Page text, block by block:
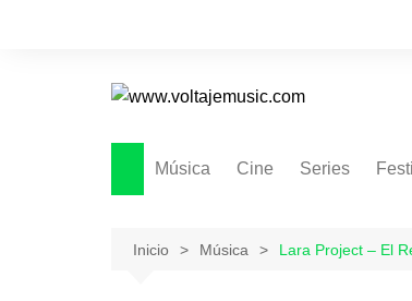
Música Cine Series
Inicio Música Lara Project – El